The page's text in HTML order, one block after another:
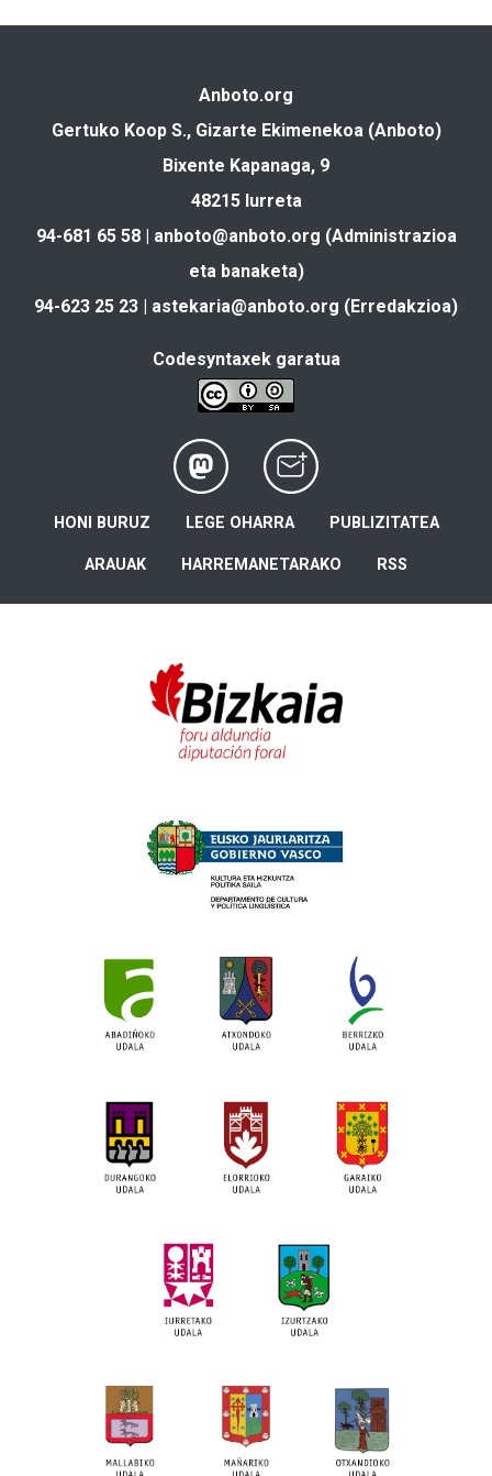
Anboto.org
Gertuko Koop S., Gizarte Ekimenekoa (Anboto)
Bixente Kapanaga, 9
48215 Iurreta
94-681 65 58 | anboto@anboto.org (Administrazioa
eta banaketa)
94-623 25 23 | astekaria@anboto.org (Erredakzioa)
Codesyntaxek garatua
HONI BURUZ LEGE OHARRA PUBLIZITATEA
ARAUAK HARREMANETARAKO RSS